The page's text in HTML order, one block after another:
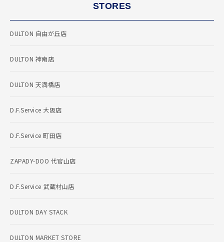
STORES
DULTON 自由が丘店
DULTON 神南店
DULTON 天満橋店
D.F.Service 大阪店
D.F.Service 町田店
ZAPADY-DOO 代官山店
D.F.Service 武蔵村山店
DULTON DAY STACK
DULTON MARKET STORE